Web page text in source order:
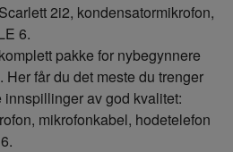
2i2, kondensatormikrofon,
6.
pakke for nybegynnere
får du det meste du trenger
av god kvalitet:
mikrofonkabel, hodetelefon